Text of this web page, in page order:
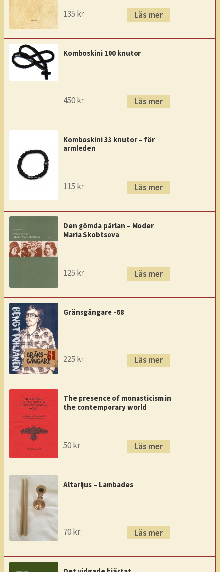
135 kr Läs mer
Komboskini 100 knutor
450kr Läs mer
Komboskini 33 knutor – för
armleden
115 kr Läs mer
Den gömda pärlan – Moder
Maria Skobtsova
125 kr Läs mer
Gränsgångare -68
225 kr Läs mer
The presence of monasticism in
the contemporary world
50kr Läs mer
Altarljus – Lambades
70kr Läs mer